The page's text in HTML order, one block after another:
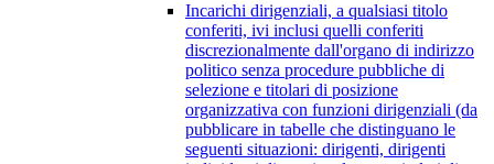
Incarichi dirigenziali, a qualsiasi titolo
conferiti, ivi inclusi quelli conferiti
discrezionalmente dall'organo di indirizzo
politico senza procedure pubbliche di
selezione e titolari di posizione
organizzativa con funzioni dirigenziali (da
pubblicare in tabelle che distinguano le
seguenti situazioni: dirigenti, dirigenti